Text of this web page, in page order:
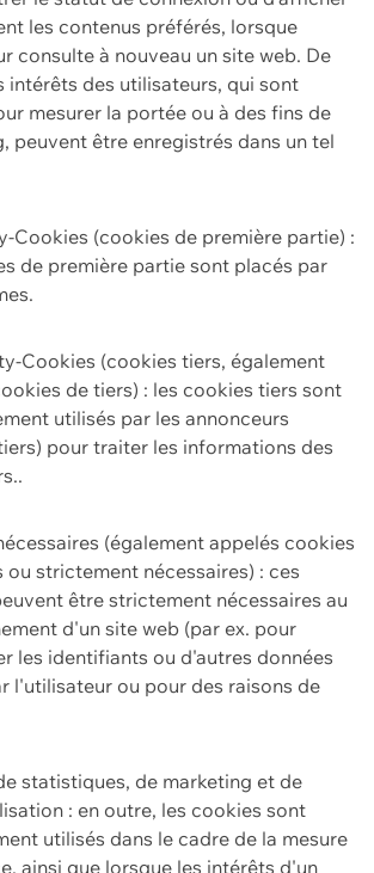
les contenus préférés, lorsque
consulte à nouveau un site web. De
intérêts des utilisateurs, qui sont
mesurer la portée ou à des fins de
peuvent être enregistrés dans un tel
Cookies (cookies de première partie) :
de première partie sont placés par
Cookies (cookies tiers, également
de tiers) : les cookies tiers sont
utilisés par les annonceurs
pour traiter les informations des
(également appelés cookies
ou strictement nécessaires) : ces
être strictement nécessaires au
d'un site web (par ex. pour
les identifiants ou d'autres données
l'utilisateur ou pour des raisons de
statistiques, de marketing et de
: en outre, les cookies sont
utilisés dans le cadre de la mesure
ainsi que lorsque les intérêts d'un